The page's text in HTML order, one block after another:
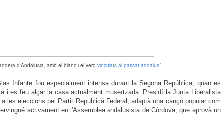
d'Andalusia, amb el blanc i el verd vinculats al passat andalusí
Infante fou especialment intensa durant la Segona República, quan es
i es féu alçar la casa actualment museïtzada. Presidí la Junta Liberalista
les eleccions pel Partit Republicà Federal, adaptà una cançó popular com
activament en l'Assemblea andalusista de Còrdova, que aprovà un